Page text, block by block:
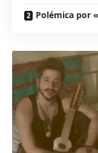
Polémica por